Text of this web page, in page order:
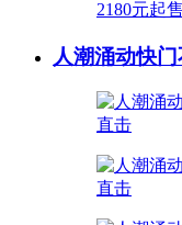
人潮涌动快